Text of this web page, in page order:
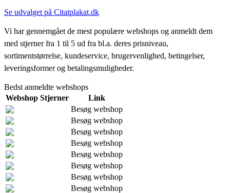
Se udvalget på Citatplakat.dk
Vi har gennemgået de mest populære webshops og anmeldt dem
med stjerner fra 1 til 5 ud fra bl.a. deres prisniveau,
sortimentstørrelse, kundeservice, brugervenlighed, betingelser,
leveringsformer og betalingsmuligheder.
Bedst anmeldte webshops
Webshop Stjerner
Link
Besøg webshop
Besøg webshop
Besøg webshop
Besøg webshop
Besøg webshop
Besøg webshop
Besøg webshop
Besøg webshop